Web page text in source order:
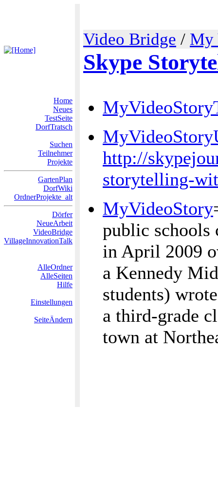
Video Bridge / My
Skype
Home
Neues
TestSeite
DorfTratsch
Suchen
Teilnehmer
Projekte
GartenPlan
DorfWiki
OrdnerProjekte_alt
Dörfer
NeueArbeit
VideoBridge
VillageInnovationTalk
AlleOrdner
AlleSeiten
Hilfe
Einstellungen
SeiteÄndern
http://
storytelling-
MyVideoStory
public schools
in April 2009
a Kennedy
students)
a third-grade
town at